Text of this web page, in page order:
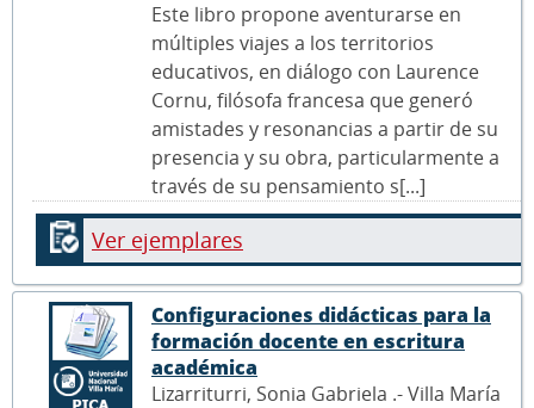
Este libro propone aventurarse en
múltiples viajes a los territorios
educativos, en diálogo con Laurence
Cornu, filósofa francesa que generó
amistades y resonancias a partir de su
presencia y su obra, particularmente a
través de su pensamiento s[...]
Ver ejemplares
Configuraciones didácticas para la
formación docente en escritura
académica
Lizarriturri, Sonia Gabriela .- Villa María